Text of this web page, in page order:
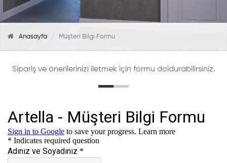
Anasayfa Müşteri Bilgi Formu
Sipariş ve önerilerinizi iletmek için formu doldurabilirsiniz.